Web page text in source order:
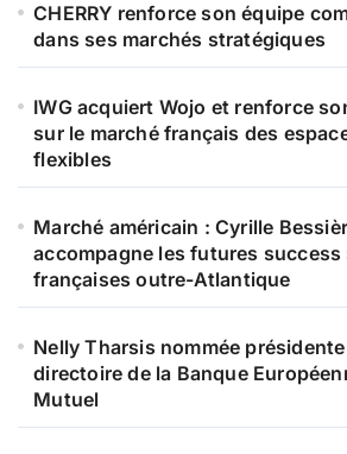
CHERRY renforce son équipe
dans ses marchés stratégiques
IWG acquiert Wojo et renforce
sur le marché français des
flexibles
Marché américain : Cyrille
accompagne les futures success
françaises outre-Atlantique
Nelly Tharsis nommée
directoire de la Banque
Mutuel